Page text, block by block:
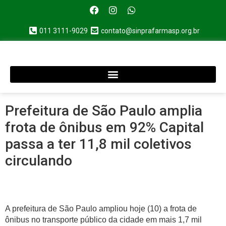
011 3111-9029 contato@sinprafarmasp.org.br
Prefeitura de São Paulo amplia
frota de ônibus em 92% Capital
passa a ter 11,8 mil coletivos
circulando
A prefeitura de São Paulo ampliou hoje (10) a frota de
ônibus no transporte público da cidade em mais 1,7 mil